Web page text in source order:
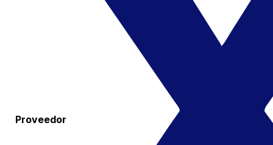
Proveedor